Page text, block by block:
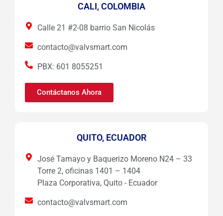
CALI, COLOMBIA
Calle 21 #2-08 barrio San Nicolás
contacto@valvsmart.com
PBX: 601 8055251
Contáctanos Ahora
QUITO, ECUADOR
José Tamayo y Baquerizo Moreno N24 – 33
Torre 2, oficinas 1401 – 1404
Plaza Corporativa, Quito - Ecuador
contacto@valvsmart.com